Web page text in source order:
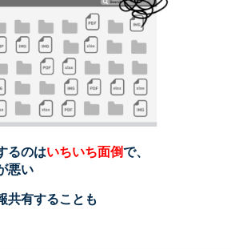
るのはいちいち面倒で、
悪い
共有することも